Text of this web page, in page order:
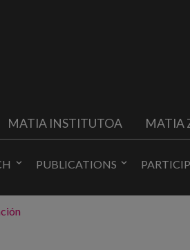
MATIA INSTITUTOA MATIA
PUBLICATIONS